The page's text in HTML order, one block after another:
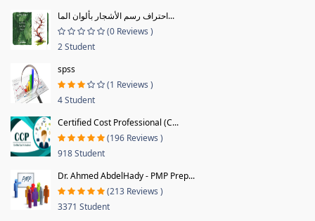
احتراف رسم الأشجار بألوان الما...
(0 Reviews )
2 Student
spss
(1 Reviews )
4 Student
Certified Cost Professional (C...
(196 Reviews )
918 Student
Dr. Ahmed AbdelHady - PMP Prep...
(213 Reviews )
3371 Student